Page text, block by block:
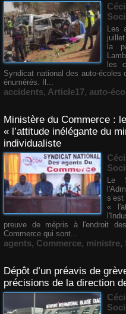
Les
la
les
Syndicat national des auto-écoles
énumérés. Il...
accidents, Article17, auto-
Ministère du Commerce :
« l’attitude inélégante du
individualiste
Le
«
preuve de mépris à l'endroit
Commerce qui sont...
agents, Commerce, ministre,
Dépôt d’un préavis de
précisions de la direction